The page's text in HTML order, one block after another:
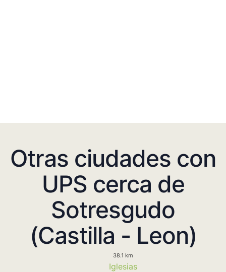
Otras ciudades con
UPS cerca de
Sotresgudo
(Castilla - Leon)
38.1 km
Iglesias